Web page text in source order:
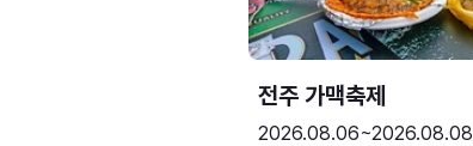
전주 가맥축제
2026.08.06~2026.08.08